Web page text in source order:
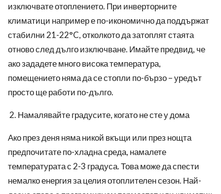
изключвате отоплението. При инверторните
климатици например е по-икономично да поддържат
стабилни 21-22°C, отколкото да затоплят стаята
отново след дълго изключване. Имайте предвид, че
ако зададете много висока температура,
помещението няма да се стопли по-бързо – уредът
просто ще работи по-дълго.
Намалявайте градусите, когато не сте у дома
Ако през деня няма никой вкъщи или през нощта
предпочитате по-хладна среда, намалете
температурата с 2-3 градуса. Това може да спести
немалко енергия за целия отоплителен сезон. Най-